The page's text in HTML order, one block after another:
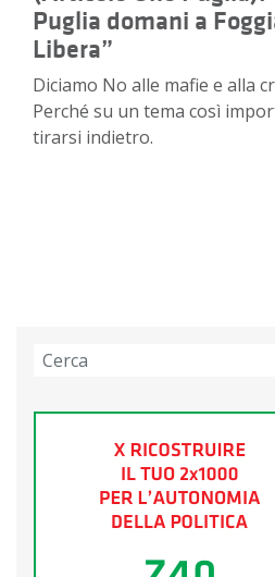
Puglia domani a
Libera”
Diciamo No alle mafie e alla
Perché su un tema così
tirarsi indietro.